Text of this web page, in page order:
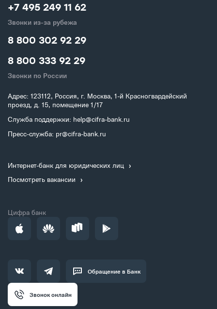
+7 495 249 11 62
Звонки из-за рубежа
8 800 302 92 29
8 800 333 92 29
Звонки по России
Адрес: 123112, Россия, г. Москва, 1-й Красногвардейский
проезд, д. 15, помещение 1/17
Служба поддержки: help@cifra-bank.ru
Пресс-служба: pr@cifra-bank.ru
Интернет-банк для юридических лиц
Посмотреть вакансии
Цифра банк
Обращение в Банк
Звонок онлайн